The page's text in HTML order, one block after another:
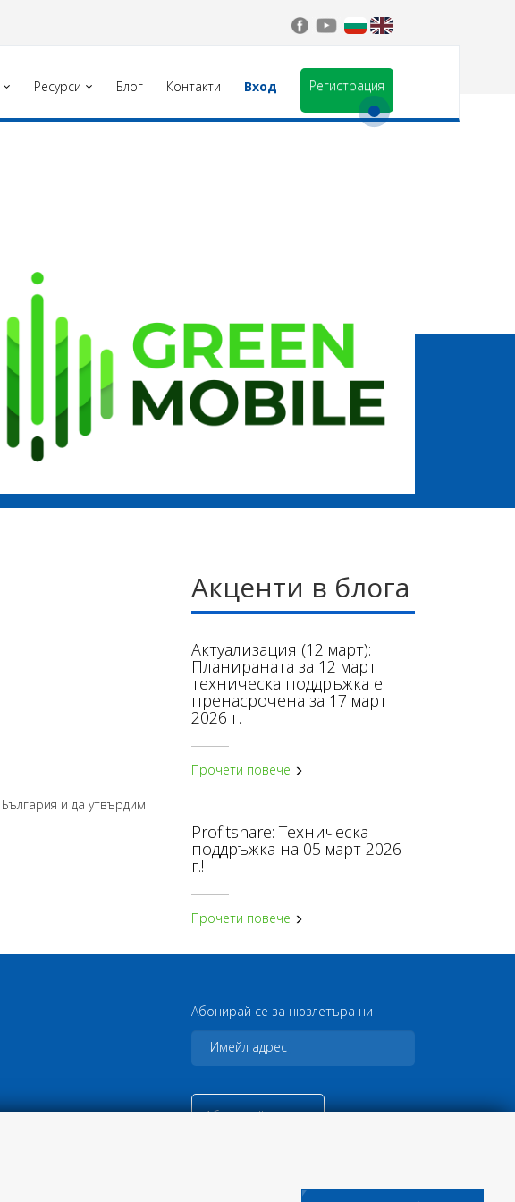
Ресурси Блог Контакти Вход Регистрация
и да утвърдим
Акценти в блога
Актуализация (12 март):
Планираната за 12 март
техническа поддръжка е
пренасрочена за 17 март
2026 г.
Прочети повече
Profitshare: Техническа
поддръжка на 05 март 2026
г.!
Прочети повече
Абонирай се за нюзлетъра ни
Абонирай се сега